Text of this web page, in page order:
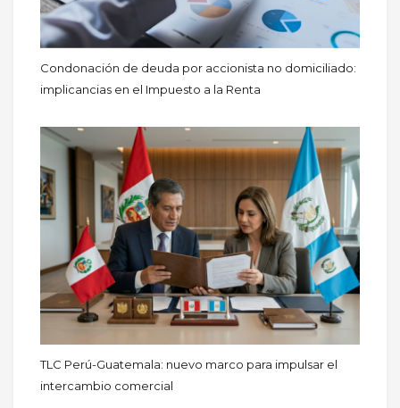
Condonación de deuda por accionista no domiciliado:
implicancias en el Impuesto a la Renta
TLC Perú-Guatemala: nuevo marco para impulsar el
intercambio comercial